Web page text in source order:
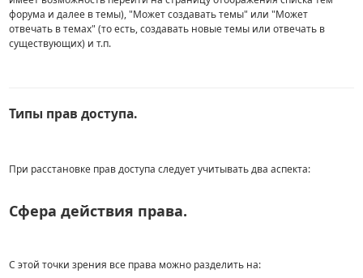
форума и далее в темы), "Может создавать темы" или "Может
отвечать в темах" (то есть, создавать новые темы или отвечать в
существующих) и т.п.
Типы прав доступа.
При расстановке прав доступа следует учитывать два аспекта:
Сфера действия права.
С этой точки зрения все права можно разделить на: